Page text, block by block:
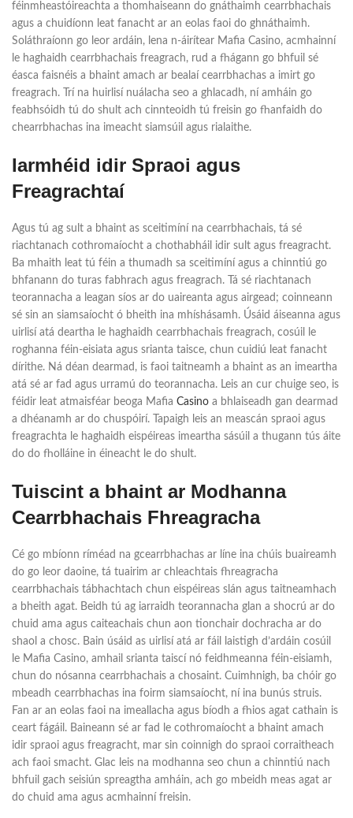
féinmheastóireachta a thomhaiseann do gnáthaimh cearrbhachais
agus a chuidíonn leat fanacht ar an eolas faoi do ghnáthaimh.
Soláthraíonn go leor ardáin, lena n-áirítear Mafia Casino, acmhainní
le haghaidh cearrbhachais freagrach, rud a fhágann go bhfuil sé
éasca faisnéis a bhaint amach ar bealaí cearrbhachas a imirt go
freagrach. Trí na huirlisí nuálacha seo a ghlacadh, ní amháin go
feabhsóidh tú do shult ach cinnteoidh tú freisin go fhanfaidh do
chearrbhachas ina imeacht siamsúil agus rialaithe.
Iarmhéid idir Spraoi agus
Freagrachtaí
Agus tú ag sult a bhaint as sceitimíní na cearrbhachais, tá sé
riachtanach cothromaíocht a chothabháil idir sult agus freagracht.
Ba mhaith leat tú féin a thumadh sa sceitimíní agus a chinntiú go
bhfanann do turas fabhrach agus freagrach. Tá sé riachtanach
teorannacha a leagan síos ar do uaireanta agus airgead; coinneann
sé sin an siamsaíocht ó bheith ina mhíshásamh. Úsáid áiseanna agus
uirlisí atá deartha le haghaidh cearrbhachais freagrach, cosúil le
roghanna féin-eisiata agus srianta taisce, chun cuidiú leat fanacht
dírithe. Ná déan dearmad, is faoi taitneamh a bhaint as an imeartha
atá sé ar fad agus urramú do teorannacha. Leis an cur chuige seo, is
féidir leat atmaisféar beoga Mafia Casino a bhlaiseadh gan dearmad
a dhéanamh ar do chuspóirí. Tapaigh leis an meascán spraoi agus
freagrachta le haghaidh eispéireas imeartha sásúil a thugann tús áite
do do fholláine in éineacht le do shult.
Tuiscint a bhaint ar Modhanna
Cearrbhachais Fhreagracha
Cé go mbíonn ríméad na gcearrbhachas ar líne ina chúis buaireamh
do go leor daoine, tá tuairim ar chleachtais fhreagracha
cearrbhachais tábhachtach chun eispéireas slán agus taitneamhach
a bheith agat. Beidh tú ag iarraidh teorannacha glan a shocrú ar do
chuid ama agus caiteachais chun aon tionchair dochracha ar do
shaol a chosc. Bain úsáid as uirlisí atá ar fáil laistigh d’ardáin cosúil
le Mafia Casino, amhail srianta taiscí nó feidhmeanna féin-eisiamh,
chun do nósanna cearrbhachais a chosaint. Cuimhnigh, ba chóir go
mbeadh cearrbhachas ina foirm siamsaíocht, ní ina bunús struis.
Fan ar an eolas faoi na imeallacha agus bíodh a fhios agat cathain is
ceart fágáil. Baineann sé ar fad le cothromaíocht a bhaint amach
idir spraoi agus freagracht, mar sin coinnigh do spraoi corraitheach
ach faoi smacht. Glac leis na modhanna seo chun a chinntiú nach
bhfuil gach seisiún spreagtha amháin, ach go mbeidh meas agat ar
do chuid ama agus acmhainní freisin.